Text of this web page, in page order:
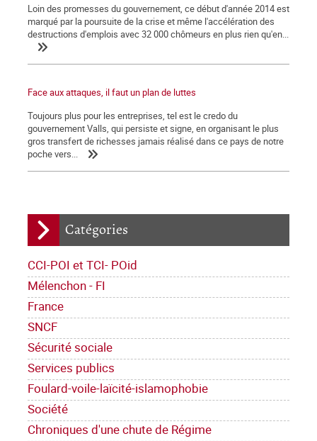
Catégories
CCI-POI et TCI- POid
Mélenchon - FI
France
SNCF
Sécurité sociale
Services publics
Foulard-voile-laïcité-islamophobie
Société
Chroniques d'une chute de Régime
Loin des promesses du gouvernement, ce début d'année 2014 est
marqué par la poursuite de la crise et même l'accélération des
destructions d'emplois avec 32 000 chômeurs en plus rien qu'en...
Face aux attaques, il faut un plan de luttes
Toujours plus pour les entreprises, tel est le credo du
gouvernement Valls, qui persiste et signe, en organisant le plus
gros transfert de richesses jamais réalisé dans ce pays de notre
poche vers...